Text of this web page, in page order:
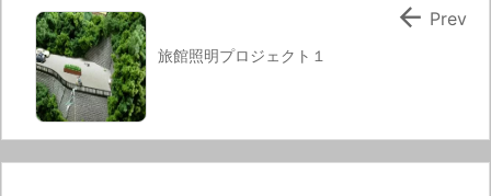
旅館照明プロジェクト１
 Prev